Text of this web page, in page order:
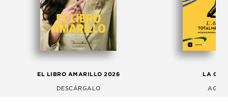
EL LIBRO AMARILLO 2026
DESCÁRGALO
LA